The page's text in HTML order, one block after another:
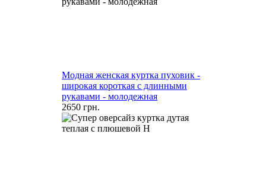
Модная женская куртка пуховик -
широкая короткая с длинными
рукавами - молодежная
2650 грн.